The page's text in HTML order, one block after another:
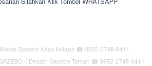
√ Desain Gazebo Taman ☎ 0852-2748-6411